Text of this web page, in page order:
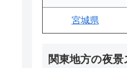
宮城県
関東地方の夜景